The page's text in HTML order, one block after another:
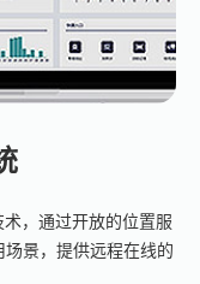
，通过开放的位置服
景，提供远程在线的